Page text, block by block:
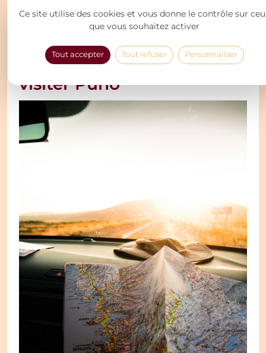
L’artisanat textile de Puno est non seulement une
expression artistique, mais aussi un moyen de
perpétuer les traditions et les histoires de la région.
Conseils pratiques pour
visiter Puno
Ce site utilise des cookies et vous donne le contrôle sur
que vous souhaitez activer
Tout accepter Tout refuser Personnaliser